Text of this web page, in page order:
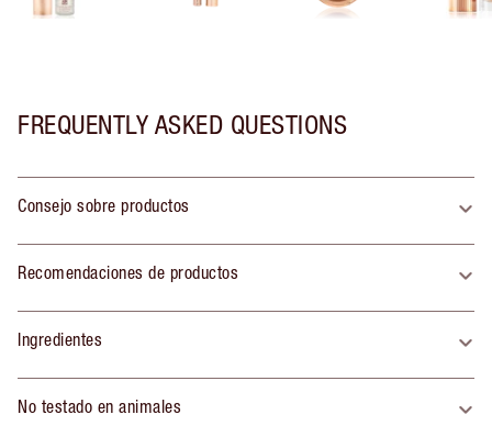
FREQUENTLY ASKED QUESTIONS
Consejo sobre productos
Recomendaciones de productos
Ingredientes
No testado en animales